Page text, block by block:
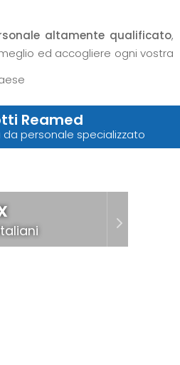
altamente qualificato,
ed accogliere ogni vostra
Reamed
personale specializzato